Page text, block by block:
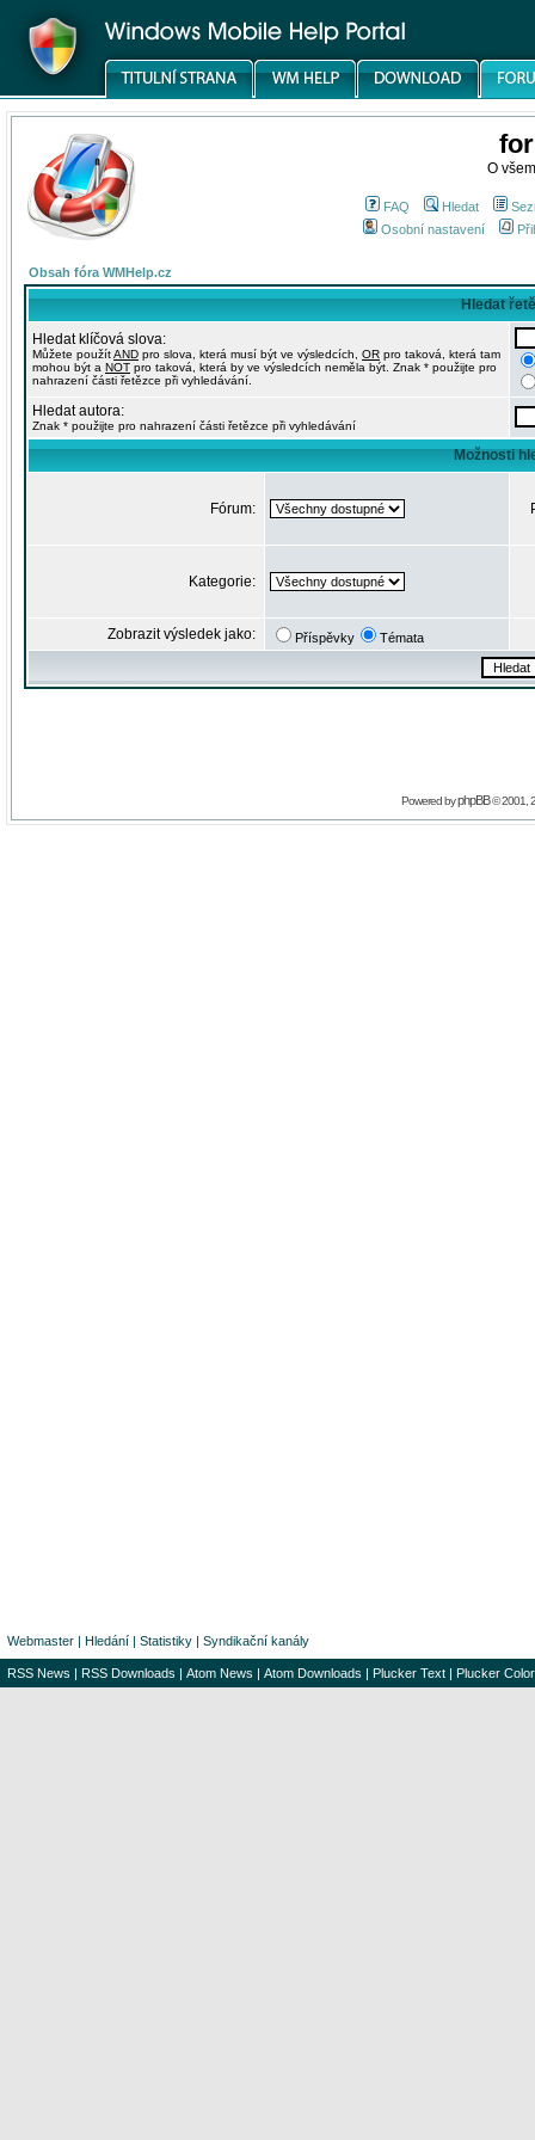
O
FAQ Hledat
Osobní nastavení
Obsah fóra WMHelp.cz
Hledat
Hledat klíčová slova:
Můžete použítAND pro slova, která musí být ve výsledcích, OR pro taková, která tam
mohou být a NOT pro taková, která by ve výsledcích neměla být. Znak * použijte pro
nahrazení části řetězce při vyhledávání.
Hledat autora:
Znak * použijte pro nahrazení části řetězce při vyhledávání
Možnosti
Fórum:
Kategorie:
Zobrazit výsledek jako: Příspěvky Témata
Powered byphpBB© 2001,
Webmaster | Hledání | Statistiky | Syndikační kanály
RSS News | RSS Downloads | Atom News | Atom Downloads | Plucker Text | Plucker Color